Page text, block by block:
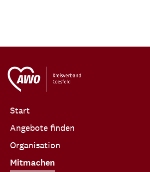
Start
Angebote finden
Organisation
Mitmachen